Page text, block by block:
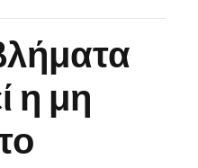
η μη